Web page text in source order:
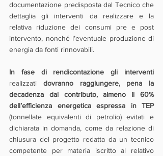
documentazione predisposta dal Tecnico che
dettaglia gli interventi da realizzare e la
relativa riduzione dei consumi pre e post
intervento, nonché l’eventuale produzione di
energia da fonti rinnovabili.
In fase di rendicontazione gli interventi
realizzati dovranno raggiungere, pena la
decadenza dal contributo, almeno il 60%
dell’efficienza energetica espressa in TEP
(tonnellate equivalenti di petrolio) evitati e
dichiarata in domanda, come da relazione di
chiusura del progetto redatta da un tecnico
competente per materia iscritto al relativo